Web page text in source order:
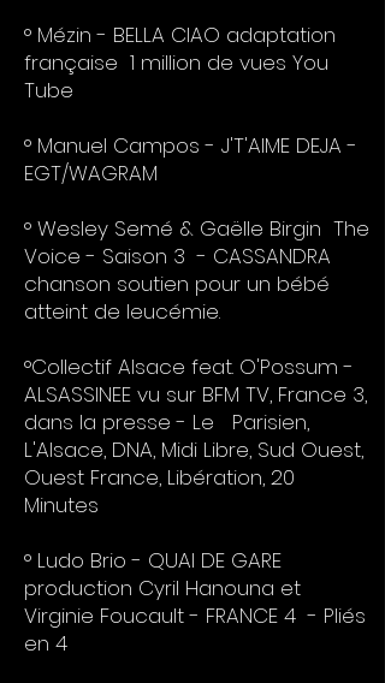
° Mézin - BELLA CIAO adaptation
française 1 million de vues You
Tube
° Manuel Campos - J'T'AIME DEJA -
EGT/WAGRAM
° Wesley Semé & Gaëlle Birgin The
Voice - Saison 3 - CASSANDRA
chanson soutien pour un bébé
atteint de leucémie.
°Collectif Alsace feat. O'Possum -
ALSASSINEE vu sur BFM TV, France 3,
dans la presse - Le Parisien,
L'Alsace, DNA, Midi Libre, Sud Ouest,
Ouest France, Libération, 20
Minutes
° Ludo Brio - QUAI DE GARE
production Cyril Hanouna et
Virginie Foucault - FRANCE 4 - Pliés
en 4